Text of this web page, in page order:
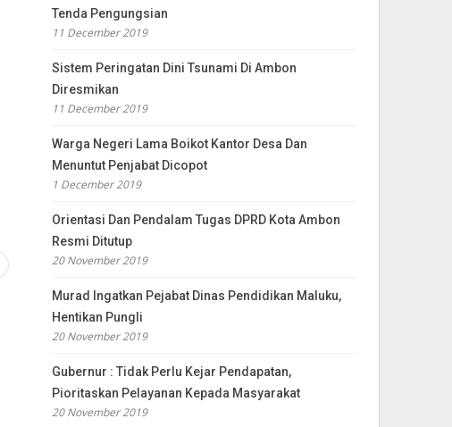
Tenda Pengungsian
11 December 2019
Sistem Peringatan Dini Tsunami Di Ambon
Diresmikan
11 December 2019
Warga Negeri Lama Boikot Kantor Desa Dan
Menuntut Penjabat Dicopot
1 December 2019
Orientasi Dan Pendalam Tugas DPRD Kota Ambon
Resmi Ditutup
20 November 2019
Murad Ingatkan Pejabat Dinas Pendidikan Maluku,
Hentikan Pungli
20 November 2019
Gubernur : Tidak Perlu Kejar Pendapatan,
Pioritaskan Pelayanan Kepada Masyarakat
20 November 2019